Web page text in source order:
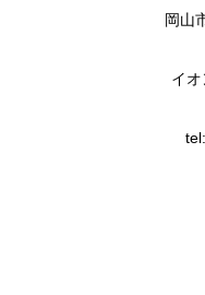
岡山
イ